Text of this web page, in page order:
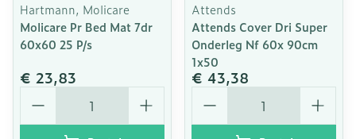
Hartmann, Molicare
Molicare Pr Bed Mat 7dr
60x60 25 P/s
€ 23,83
Aantal
Attends
Attends Cover Dri Super
Onderleg Nf 60x 90cm
1x50
€ 43,38
Aantal